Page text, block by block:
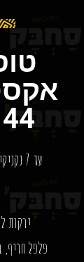
44 ₪
עד 7 נקניקים לבחירה
ירקות
פלפל חריף,